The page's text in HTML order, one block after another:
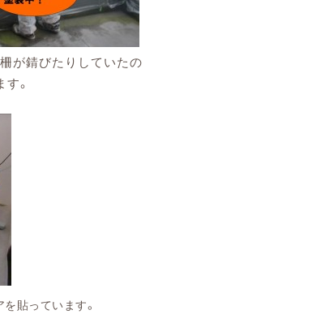
が錆びたりしていたの
。
っています。